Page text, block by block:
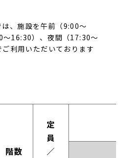
、施設を午前（9:00～
16:30）、夜間（17:30～
利用いただいております
階数
定員/広さ
定
員
／